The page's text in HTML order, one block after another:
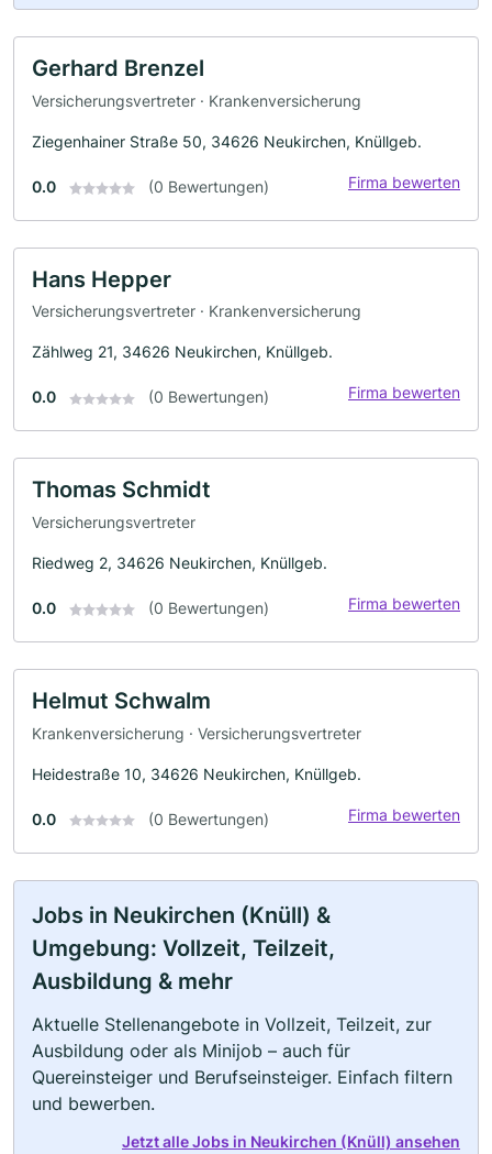
Gerhard Brenzel
Versicherungsvertreter · Krankenversicherung
Ziegenhainer Straße 50, 34626 Neukirchen, Knüllgeb.
0.0 (0 Bewertungen) Firma bewerten
Hans Hepper
Versicherungsvertreter · Krankenversicherung
Zählweg 21, 34626 Neukirchen, Knüllgeb.
0.0 (0 Bewertungen) Firma bewerten
Thomas Schmidt
Versicherungsvertreter
Riedweg 2, 34626 Neukirchen, Knüllgeb.
0.0 (0 Bewertungen) Firma bewerten
Helmut Schwalm
Krankenversicherung · Versicherungsvertreter
Heidestraße 10, 34626 Neukirchen, Knüllgeb.
0.0 (0 Bewertungen) Firma bewerten
Jobs in Neukirchen (Knüll) &
Umgebung: Vollzeit, Teilzeit,
Ausbildung & mehr
Aktuelle Stellenangebote in Vollzeit, Teilzeit, zur
Ausbildung oder als Minijob – auch für
Quereinsteiger und Berufseinsteiger. Einfach filtern
und bewerben.
Jetzt alle Jobs in Neukirchen (Knüll) ansehen